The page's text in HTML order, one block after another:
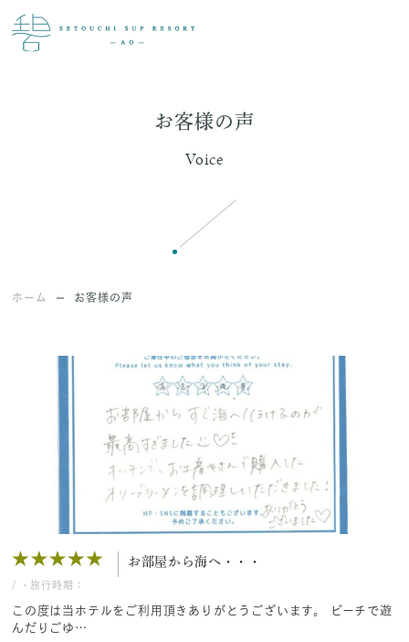
お客様の声
Voice
ホーム お客様の声
お部屋から海へ・・・
/ ・旅行時期：
この度は当ホテルをご利用頂きありがとうございます。 ビーチで遊
んだりごゆ…